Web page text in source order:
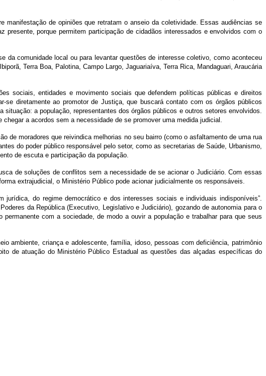
de opiniões que retratam o anseio da coletividade. Essas audiências se
porque permitem participação de cidadãos interessados e envolvidos com o
da comunidade local ou para levantar questões de interesse coletivo, como aconteceu
Terra Boa, Palotina, Campo Largo, Jaguariaíva, Terra Rica, Mandaguari, Araucária
sociais, entidades e movimento sociais que defendem políticas públicas e direitos
se diretamente ao promotor de Justiça, que buscará contato com os órgãos públicos
a população, representantes dos órgãos públicos e outros setores envolvidos.
a acordos sem a necessidade de se promover uma medida judicial.
de moradores que reivindica melhorias no seu bairro (como o asfaltamento de uma rua
do poder público responsável pelo setor, como as secretarias de Saúde, Urbanismo,
de escuta e participação da população.
de soluções de conflitos sem a necessidade de se acionar o Judiciário. Com essas
extrajudicial, o Ministério Público pode acionar judicialmente os responsáveis.
do regime democrático e dos interesses sociais e individuais indisponíveis”.
da República (Executivo, Legislativo e Judiciário), gozando de autonomia para o
com a sociedade, de modo a ouvir a população e trabalhar para que seus
ambiente, criança e adolescente, família, idoso, pessoas com deficiência, patrimônio
de atuação do Ministério Público Estadual as questões das alçadas específicas do